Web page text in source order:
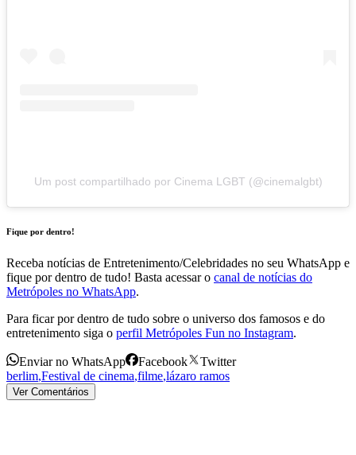
Um post compartilhado por Cinema LGBT (@cinemalgbt)
Fique por dentro!
Receba notícias de Entretenimento/Celebridades no seu WhatsApp e
fique por dentro de tudo! Basta acessar o canal de notícias do
Metrópoles no WhatsApp.
Para ficar por dentro de tudo sobre o universo dos famosos e do
entretenimento siga o perfil Metrópoles Fun no Instagram.
Enviar no WhatsApp Facebook
Twitter
berlim,Festival de cinema,filme,lázaro ramos
Ver Comentários